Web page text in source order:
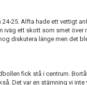
25. Alfta hade ett vettigt
iväg ett skott som smet över
diskutera länge men det
fick stå i centrum.
Det var en stämning vi inte